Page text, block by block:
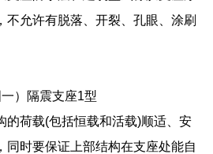
不允许有脱落、开裂、孔眼、涂刷
一）隔震支座1型
的荷载(包括恒载和活载)顺适、安
同时要保证上部结构在支座处能自